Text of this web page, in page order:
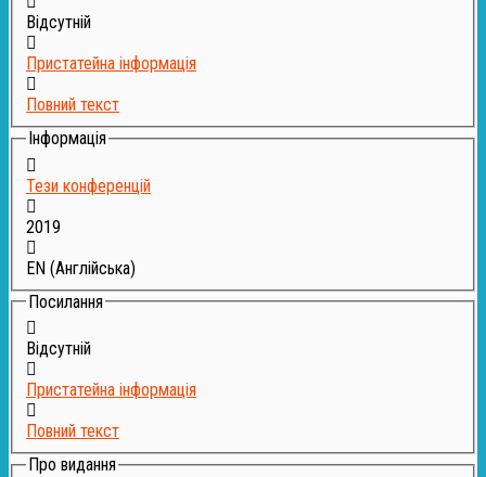
Відсутній
Пристатейна інформація
Повний текст
Інформація
Тези конференцій
2019
EN (Англійська)
Посилання
Відсутній
Пристатейна інформація
Повний текст
Про видання